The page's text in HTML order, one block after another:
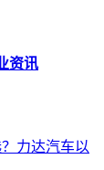
资讯
力达汽车以